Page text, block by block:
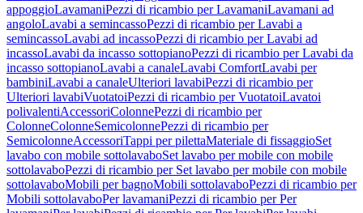
appoggioLavamaniPezzi di ricambio per LavamaniLavamani ad
angoloLavabi a semincassoPezzi di ricambio per Lavabi a
semincassoLavabi ad incassoPezzi di ricambio per Lavabi ad
incassoLavabi da incasso sottopianoPezzi di ricambio per Lavabi da
incasso sottopianoLavabi a canaleLavabi ComfortLavabi per
bambiniLavabi a canaleUlteriori lavabiPezzi di ricambio per
Ulteriori lavabiVuotatoiPezzi di ricambio per VuotatoiLavatoi
polivalentiAccessoriColonnePezzi di ricambio per
ColonneColonneSemicolonnePezzi di ricambio per
SemicolonneAccessoriTappi per pilettaMateriale di fissaggioSet
lavabo con mobile sottolavaboSet lavabo per mobile con mobile
sottolavaboPezzi di ricambio per Set lavabo per mobile con mobile
sottolavaboMobili per bagnoMobili sottolavaboPezzi di ricambio per
Mobili sottolavaboPer lavamaniPezzi di ricambio per Per